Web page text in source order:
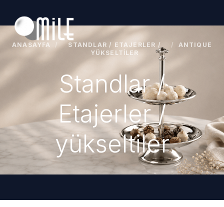
ANASAYFA /
STANDLAR / ETAJERLER /
YÜKSELTILER
/ ANTIQUE
Standlar /
Etajerler /
yükseltiler